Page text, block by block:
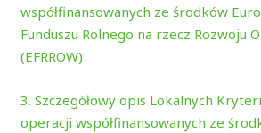
współfinansowanych ze środków
Funduszu Rolnego na rzecz Rozwoju
(EFRROW)
3. Szczegółowy opis Lokalnych
operacji współfinansowanych ze